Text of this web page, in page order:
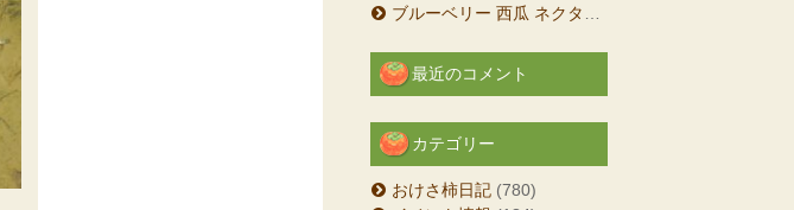
ブルーベリー 西瓜 ネクタリン
最近のコメント
カテゴリー
おけさ柿日記 (780)